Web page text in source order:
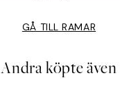
GÅ TILL RAMAR
Andra köpte även